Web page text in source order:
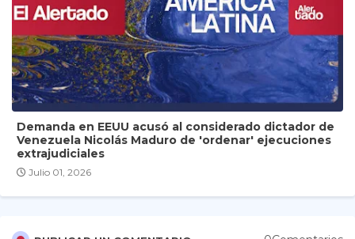
Demanda en EEUU acusó al considerado dictador de
Venezuela Nicolás Maduro de 'ordenar' ejecuciones
extrajudiciales
Julio 01, 2026